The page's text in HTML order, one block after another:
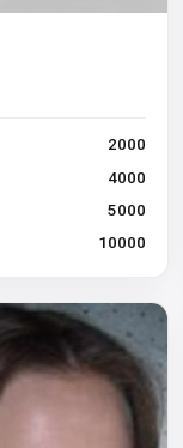
2000
4000
5000
10000